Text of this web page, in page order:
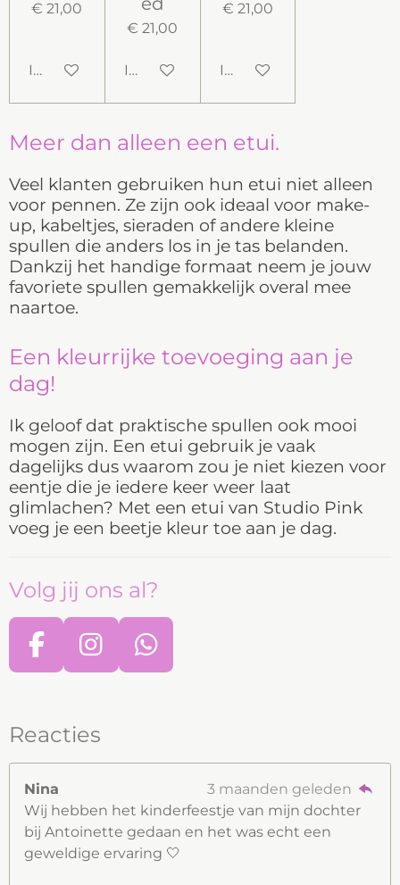
€ 21,00
In winkelwagen
€ 21,00
In winkelwagen
€ 21,00
In winkelwagen
Meer dan alleen een etui.
Veel klanten gebruiken hun etui niet alleen
voor pennen. Ze zijn ook ideaal voor make-
up, kabeltjes, sieraden of andere kleine
spullen die anders los in je tas belanden.
Dankzij het handige formaat neem je jouw
favoriete spullen gemakkelijk overal mee
naartoe.
Een kleurrijke toevoeging aan je
dag!
Ik geloof dat praktische spullen ook mooi
mogen zijn. Een etui gebruik je vaak
dagelijks dus waarom zou je niet kiezen voor
eentje die je iedere keer weer laat
glimlachen? Met een etui van Studio Pink
voeg je een beetje kleur toe aan je dag.
Volg jij ons al?
F
a
e
b
o
o
k
I
n
t
a
r
a
m
W
h
s
p
p
Reacties
Nina
3 maanden geleden
Wij hebben het kinderfeestje van mijn dochter
bij Antoinette gedaan en het was echt een
geweldige ervaring 🤍